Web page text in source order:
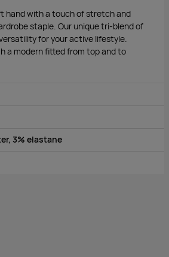
hand with a touch of stretch and
staple. Our unique tri-blend of
for your active lifestyle.
a modern fitted from top and to
3% elastane